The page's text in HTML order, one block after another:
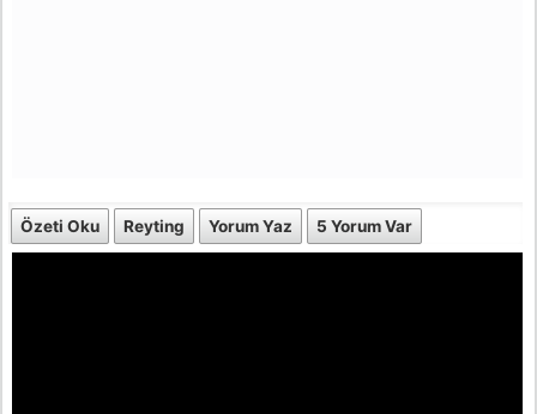
Özeti Oku Reyting Yorum Yaz 5 Yorum Var